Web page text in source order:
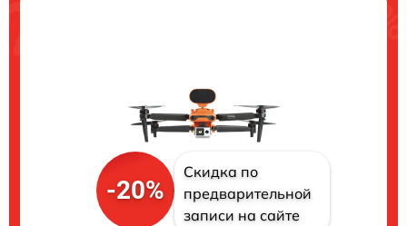
-20%
Скидка по
предварительной
записи на сайте